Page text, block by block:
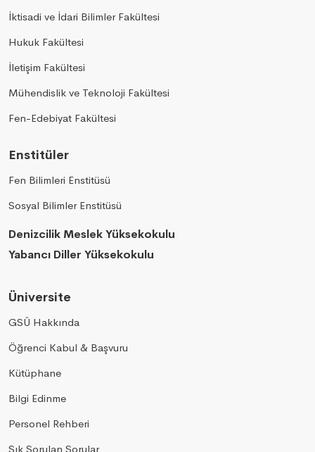
İktisadi ve İdari Bilimler Fakültesi
Hukuk Fakültesi
İletişim Fakültesi
Mühendislik ve Teknoloji Fakültesi
Fen-Edebiyat Fakültesi
Enstitüler
Fen Bilimleri Enstitüsü
Sosyal Bilimler Enstitüsü
Denizcilik Meslek Yüksekokulu
Yabancı Diller Yüksekokulu
Üniversite
GSÜ Hakkında
Öğrenci Kabul & Başvuru
Kütüphane
Bilgi Edinme
Personel Rehberi
Sık Sorulan Sorular